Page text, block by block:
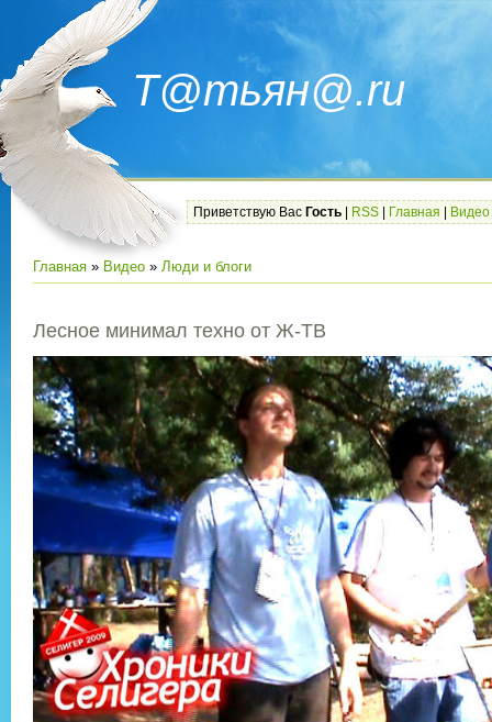
Т@тьян@.ru
Приветствую Вас Гость RSS Главная Видео
Главная » Видео » Люди и блоги
Лесное минимал техно от Ж-ТВ